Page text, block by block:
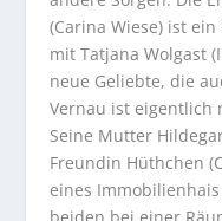
(Carina Wiese) ist
mit Tatjana Wolgast
neue Geliebte, die
Vernau ist eigentlich
Seine Mutter
Freundin Hüthchen
eines